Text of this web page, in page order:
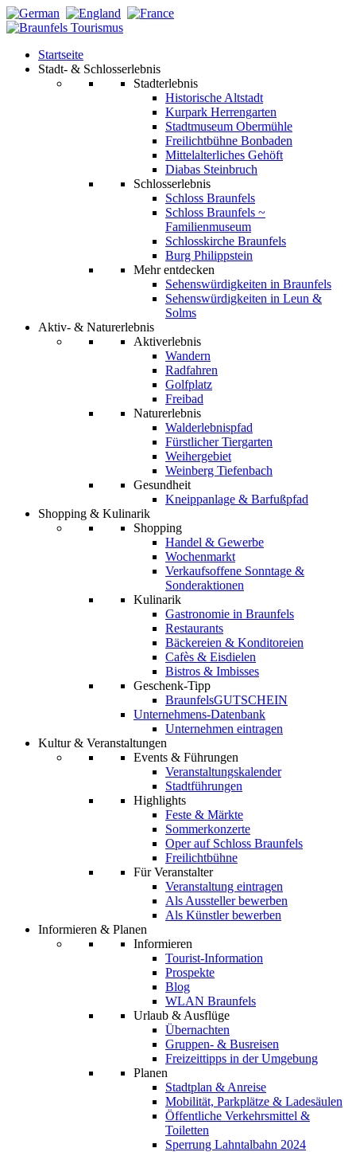
Startseite
Stadt- & Schlosserlebnis
Stadterlebnis
Historische Altstadt
Kurpark Herrengarten
Stadtmuseum Obermühle
Freilichtbühne Bonbaden
Mittelalterliches Gehöft
Diabas Steinbruch
Schlosserlebnis
Schloss Braunfels
Schloss Braunfels ~
Familienmuseum
Schlosskirche Braunfels
Burg Philippstein
Mehr entdecken
Sehenswürdigkeiten in Braunfels
Sehenswürdigkeiten in Leun &
Solms
Aktiv- & Naturerlebnis
Aktiverlebnis
Wandern
Radfahren
Golfplatz
Freibad
Naturerlebnis
Walderlebnispfad
Fürstlicher Tiergarten
Weihergebiet
Weinberg Tiefenbach
Gesundheit
Kneippanlage & Barfußpfad
Shopping & Kulinarik
Shopping
Handel & Gewerbe
Wochenmarkt
Verkaufsoffene Sonntage &
Sonderaktionen
Kulinarik
Gastronomie in Braunfels
Restaurants
Bäckereien & Konditoreien
Cafès & Eisdielen
Bistros & Imbisses
Geschenk-Tipp
BraunfelsGUTSCHEIN
Unternehmens-Datenbank
Unternehmen eintragen
Kultur & Veranstaltungen
Events & Führungen
Veranstaltungskalender
Stadtführungen
Highlights
Feste & Märkte
Sommerkonzerte
Oper auf Schloss Braunfels
Freilichtbühne
Für Veranstalter
Veranstaltung eintragen
Als Aussteller bewerben
Als Künstler bewerben
Informieren & Planen
Informieren
Tourist-Information
Prospekte
Blog
WLAN Braunfels
Urlaub & Ausflüge
Übernachten
Gruppen- & Busreisen
Freizeittipps in der Umgebung
Planen
Stadtplan & Anreise
Mobilität, Parkplätze & Ladesäulen
Öffentliche Verkehrsmittel &
Toiletten
Sperrung Lahntalbahn 2024